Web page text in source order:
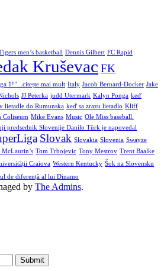
men’s basketball Dennis Gilbert FC Rapid
Kruševac FK
1!”...citește mai mult Italy Jacob Bernard-Docker Jake
JJ Peterka judd Utermark Kalyn Ponga keď
lietadle do Rumunska keď sa zrazu lietadlo Kliff
Coliseum Mike Evans Music Ole Miss baseball.
predsednik Slovenije Danilo Türk je napovedal
Slovak Slovakia Slovenia Swayze
McLaurin’s Tom Trbojevic Tony Mestrov Trent Baalke
Craiova Western Kentucky Šok na Slovensku
de diferență al lui Dinamo
by The Admins.
Submit